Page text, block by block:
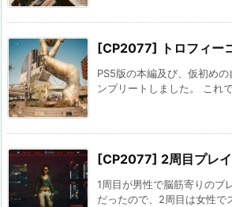
[CP2077] トロフィー
PS5版の本編及び、仮初め
ンプリートしました。 これ
[CP2077] 2周目プレイ
1周目が男性で脳筋寄りのブ
だったので、2周目は女性で